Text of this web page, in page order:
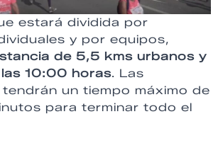
estará dividida por
y por equipos,
de 5,5 kms urbanos y
10:00 horas. Las
un tiempo máximo de
para terminar todo el